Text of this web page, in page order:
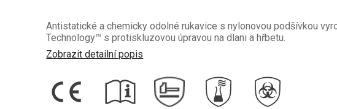
Antistatické a chemicky odolné rukavice s nylonovou podšívkou
Technology™ s protiskluzovou úpravou na dlani a hřbetu.
Zobrazit detailní popis